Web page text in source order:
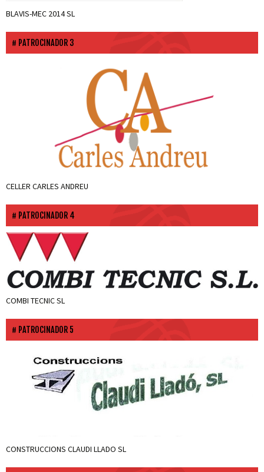
BLAVIS-MEC 2014 SL
PATROCINADOR 3
CELLER CARLES ANDREU
PATROCINADOR 4
COMBI TECNIC SL
PATROCINADOR 5
CONSTRUCCIONS CLAUDI LLADO SL